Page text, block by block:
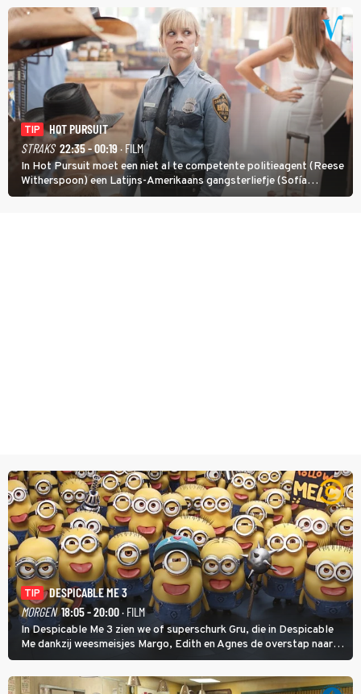
met een oude zaak.
TIP
HOT PURSUIT
STRAKS 22:35 - 00:19 · FILM
In Hot Pursuit moet een niet al te competente politieagent (Reese
Witherspoon) een Latijns-Amerikaans gangsterliefje (Sofía
Vergara) beschermen tegen corrupte agenten en moordlustige
TIP
DESPICABLE ME 3
MORGEN 18:05 - 20:00· FILM
In Despicable Me 3 zien we of superschurk Gru, die in Despicable
Me dankzij weesmeisjes Margo, Edith en Agnes de overstap naar
het rechte pad maakte, ook op dat pad weet te blijven.